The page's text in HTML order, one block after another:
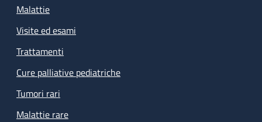
Malattie
Visite ed esami
Trattamenti
Cure palliative pediatriche
Tumori rari
Malattie rare